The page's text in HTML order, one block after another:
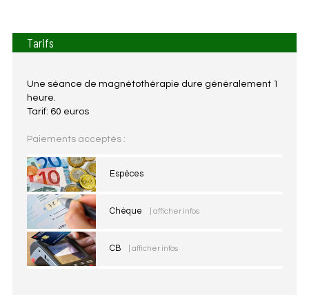
Tarifs
Une séance de magnétothérapie dure généralement 1
heure.
Tarif: 60 euros
Paiements acceptés :
Espèces
Chèque | afficher infos
CB | afficher infos